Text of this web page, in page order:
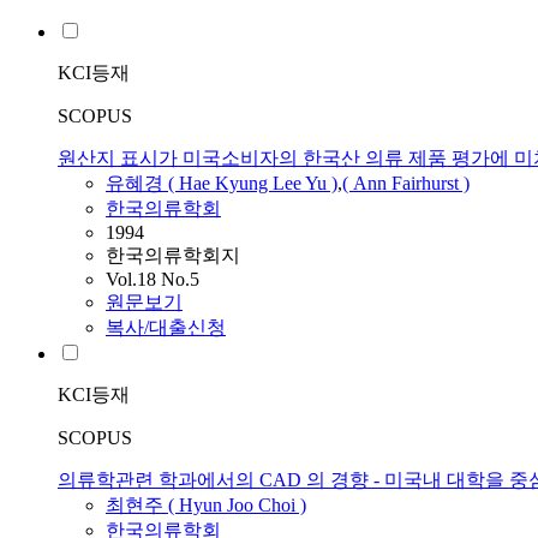
KCI등재
SCOPUS
원산지 표시가 미국소비자의 한국산 의류 제품 평가에
유혜경 ( Hae Kyung Lee Yu ),( Ann Fairhurst )
한국의류학회
1994
한국의류학회지
Vol.18 No.5
원문보기
복사/대출신청
KCI등재
SCOPUS
의류학관련 학과에서의 CAD 의 경향 - 미국내 대학을 중
최현주 ( Hyun Joo Choi )
한국의류학회